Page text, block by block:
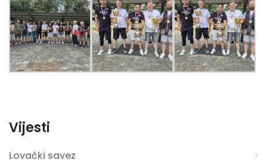
Vijesti
Lovački savez